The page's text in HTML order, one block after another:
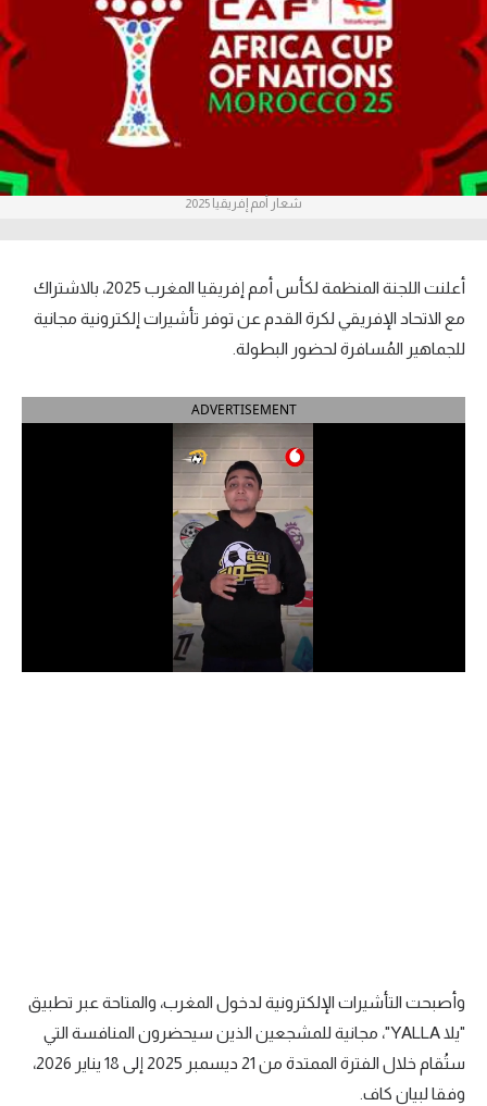
آراء حرة
ركن الألعاب
بطولات
الدوري المصري
الدوري الإسباني
الدوري الإيطالي
الدوري السعودي للمحترفين
دوري أبطال إفريقيا
سعودي في الجول
الدوري الإنجليزي
الدوري الإسباني
شعار أمم إفريقيا 2025
أعلنت اللجنة المنظمة لكأس أمم إفريقيا المغرب 2025، بالاشتراك
مع الاتحاد الإفريقي لكرة القدم عن توفر تأشيرات إلكترونية مجانية
للجماهير المُسافرة لحضور البطولة.
ADVERTISEMENT
وأصبحت التأشيرات الإلكترونية لدخول المغرب، والمتاحة عبر تطبيق
"يلا YALLA"، مجانية للمشجعين الذين سيحضرون المنافسة التي
ستُقام خلال الفترة الممتدة من 21 ديسمبر 2025 إلى 18 يناير 2026،
وفقا لبيان كاف.